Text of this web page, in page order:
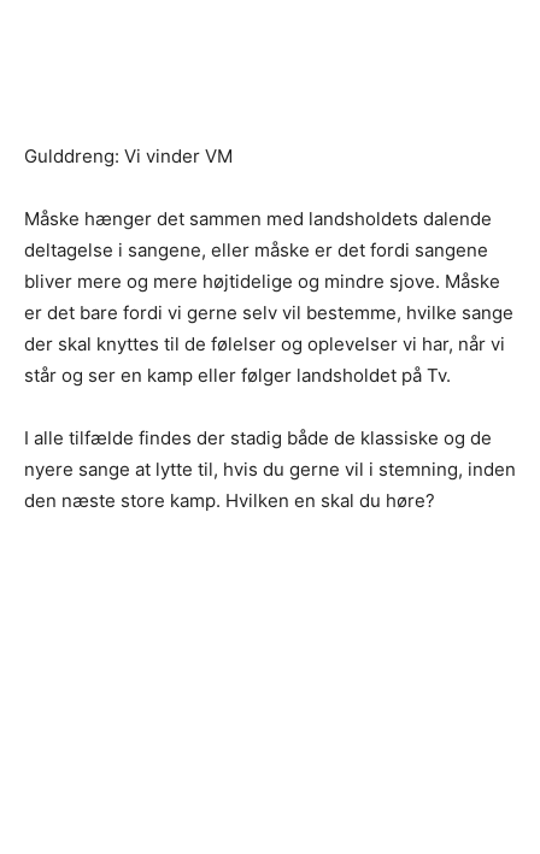
Gulddreng: Vi vinder VM
Måske hænger det sammen med landsholdets dalende
deltagelse i sangene, eller måske er det fordi sangene
bliver mere og mere højtidelige og mindre sjove. Måske
er det bare fordi vi gerne selv vil bestemme, hvilke sange
der skal knyttes til de følelser og oplevelser vi har, når vi
står og ser en kamp eller følger landsholdet på Tv.
I alle tilfælde findes der stadig både de klassiske og de
nyere sange at lytte til, hvis du gerne vil i stemning, inden
den næste store kamp. Hvilken en skal du høre?